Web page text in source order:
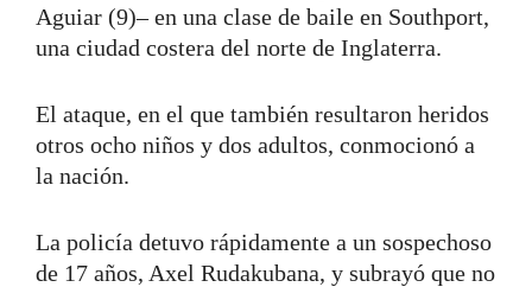
Aguiar (9)– en una clase de baile en Southport,
una ciudad costera del norte de Inglaterra.
El ataque, en el que también resultaron heridos
otros ocho niños y dos adultos, conmocionó a
la nación.
La policía detuvo rápidamente a un sospechoso
de 17 años, Axel Rudakubana, y subrayó que no